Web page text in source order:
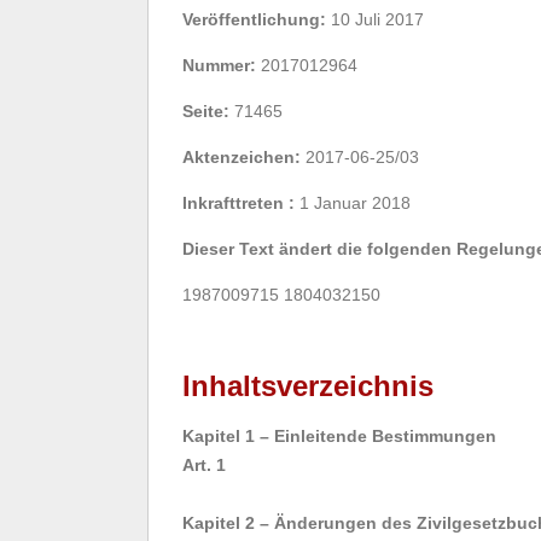
Veröffentlichung: 10 Juli 2017
Nummer: 2017012964
Seite: 71465
Aktenzeichen: 2017-06-25/03
Inkrafttreten : 1 Januar 2018
Dieser Text ändert die folgenden
1987009715 1804032150
Inhaltsverzeichnis
Kapitel 1 – Einleitende Bestimmungen
Art. 1
Kapitel 2 – Änderungen des